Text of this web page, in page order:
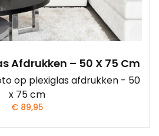
Afdrukken – 50 X 75 Cm
op plexiglas afdrukken - 50
x 75 cm
€ 89,95